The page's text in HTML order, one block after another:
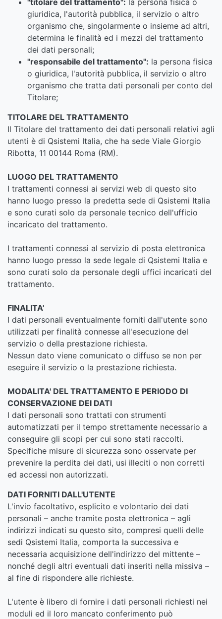
giuridica, l'autorità pubblica, il servizio o altro
organismo che, singolarmente o insieme ad altri,
determina le finalità ed i mezzi del trattamento
dei dati personali;
"responsabile del trattamento": la persona fisica
o giuridica, l'autorità pubblica, il servizio o altro
organismo che tratta dati personali per conto del
Titolare;
TITOLARE DEL TRATTAMENTO
Il Titolare del trattamento dei dati personali relativi agli
utenti è di Qsistemi Italia, che ha sede Viale Giorgio
Ribotta, 11 00144 Roma (RM).
LUOGO DEL TRATTAMENTO
I trattamenti connessi ai servizi web di questo sito
hanno luogo presso la predetta sede di Qsistemi Italia
e sono curati solo da personale tecnico dell'ufficio
incaricato del trattamento.
I trattamenti connessi al servizio di posta elettronica
hanno luogo presso la sede legale di Qsistemi Italia e
sono curati solo da personale degli uffici incaricati del
trattamento.
FINALITA'
I dati personali eventualmente forniti dall'utente sono
utilizzati per finalità connesse all'esecuzione del
servizio o della prestazione richiesta.
Nessun dato viene comunicato o diffuso se non per
eseguire il servizio o la prestazione richiesta.
MODALITA' DEL TRATTAMENTO E PERIODO DI
CONSERVAZIONE DEI DATI
I dati personali sono trattati con strumenti
automatizzati per il tempo strettamente necessario a
conseguire gli scopi per cui sono stati raccolti.
Specifiche misure di sicurezza sono osservate per
prevenire la perdita dei dati, usi illeciti o non corretti
ed accessi non autorizzati.
DATI FORNITI DALL'UTENTE
L'invio facoltativo, esplicito e volontario dei dati
personali – anche tramite posta elettronica – agli
indirizzi indicati su questo sito, compresi quelli delle
sedi Qsistemi Italia, comporta la successiva e
necessaria acquisizione dell'indirizzo del mittente –
nonché degli altri eventuali dati inseriti nella missiva –
al fine di rispondere alle richieste.
L'utente è libero di fornire i dati personali richiesti nei
moduli ed il loro mancato conferimento può